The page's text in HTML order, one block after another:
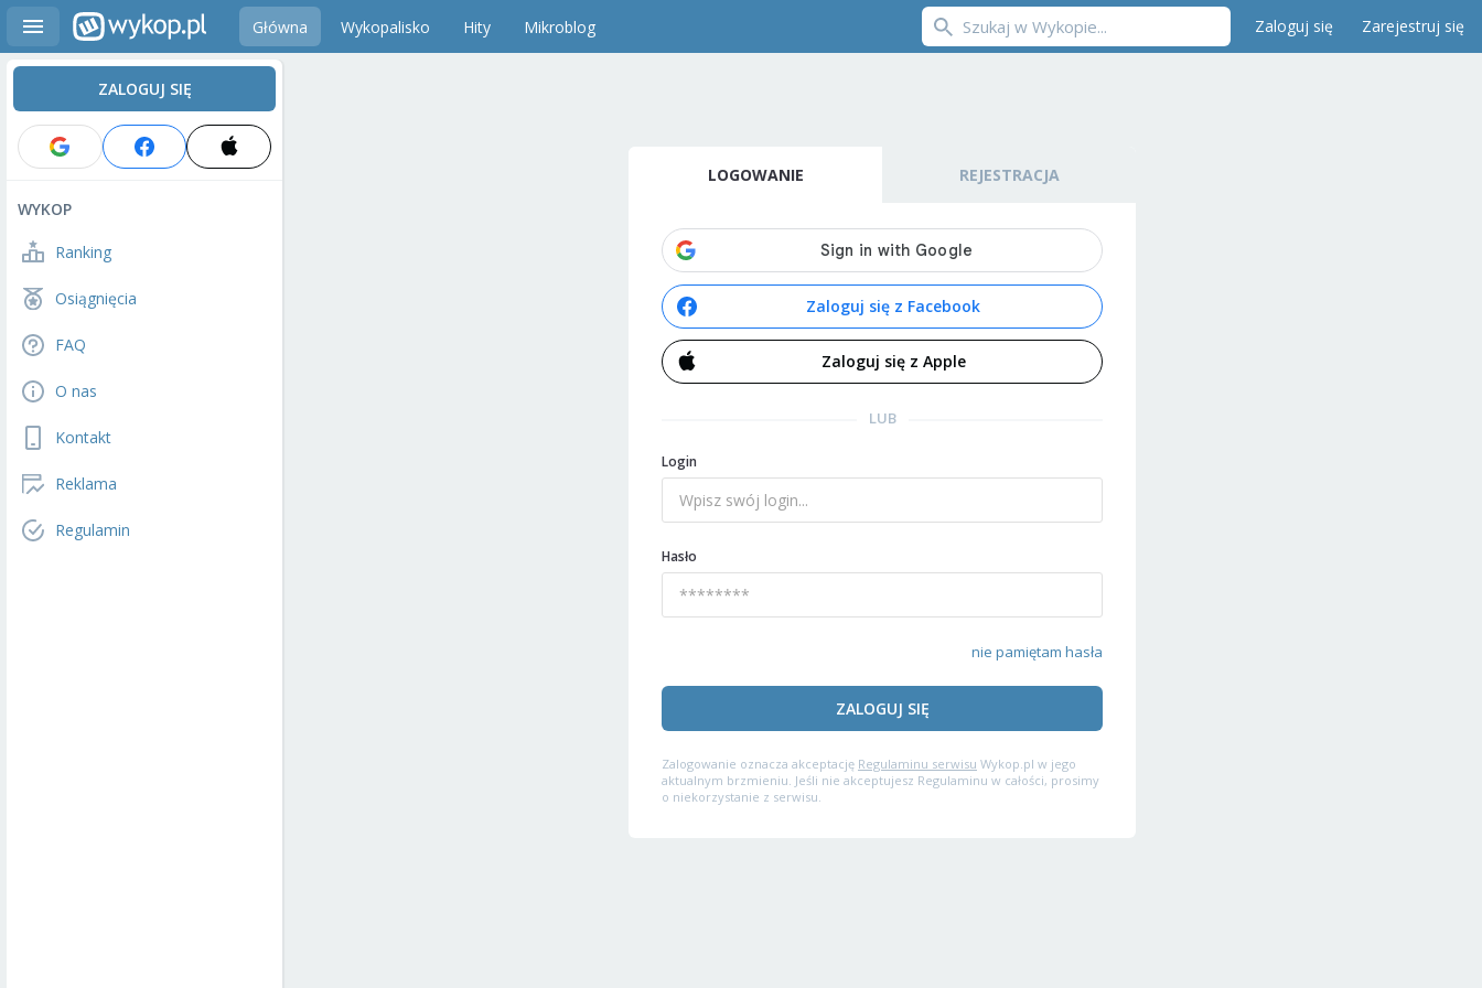
Główna Wykopalisko Hity Mikroblog Zaloguj się Zarejestruj się
ZALOGUJ SIĘ
WYKOP
Ranking
Osiągnięcia
FAQ
O nas
Kontakt
Reklama
Regulamin
LOGOWANIE REJESTRACJA
Zaloguj się z Facebook
Zaloguj się z Apple
LUB
Login
Hasło
nie pamiętam hasła
ZALOGUJ SIĘ
Zalogowanie oznacza akceptację Regulaminu serwisu Wykop.pl w jego
aktualnym brzmieniu. Jeśli nie akceptujesz Regulaminu w całości, prosimy
o niekorzystanie z serwisu.